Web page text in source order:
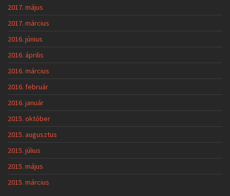
2017. május
2017. március
2016. június
2016. április
2016. március
2016. február
2016. január
2015. október
2015. augusztus
2015. július
2015. május
2015. március